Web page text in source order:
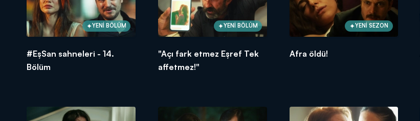
YENİ BÖLÜM
#EşSan sahneleri - 14.
Bölüm
YENİ BÖLÜM
"Açı fark etmez Eşref Tek
affetmez!"
YENİ SEZON
Afra öldü!